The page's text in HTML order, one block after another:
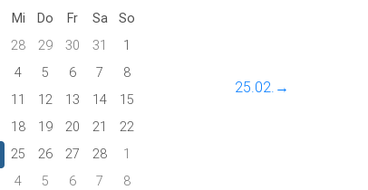
Mi Do Fr Sa
So
28 29 30 31
1
4 5 6 7
8
11 12 13 14
15
18 19 20 21
22
25 26 27 28
1
4 5 6 7 8
25.02.→